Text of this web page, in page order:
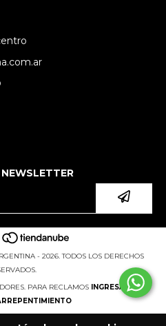
- 2026. TODOS LOS DERECHOS
PARA RECLAMOS INGRESÁ ACÁ.